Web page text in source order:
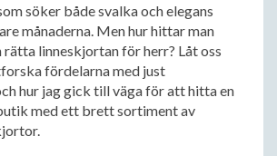
söker både svalka och elegans
månaderna. Men hur hittar man
rätta linneskjortan för herr? Låt oss
fördelarna med just
hur jag gick till väga för att hitta en
med ett brett sortiment av